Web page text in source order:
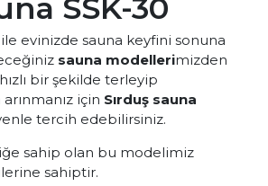
SSK-30
ile evinizde sauna keyfini sonuna
sauna modellerimizden
bir şekilde terleyip
için Sırduş sauna
tercih edebilirsiniz.
sahip olan bu modelimiz
sahiptir.